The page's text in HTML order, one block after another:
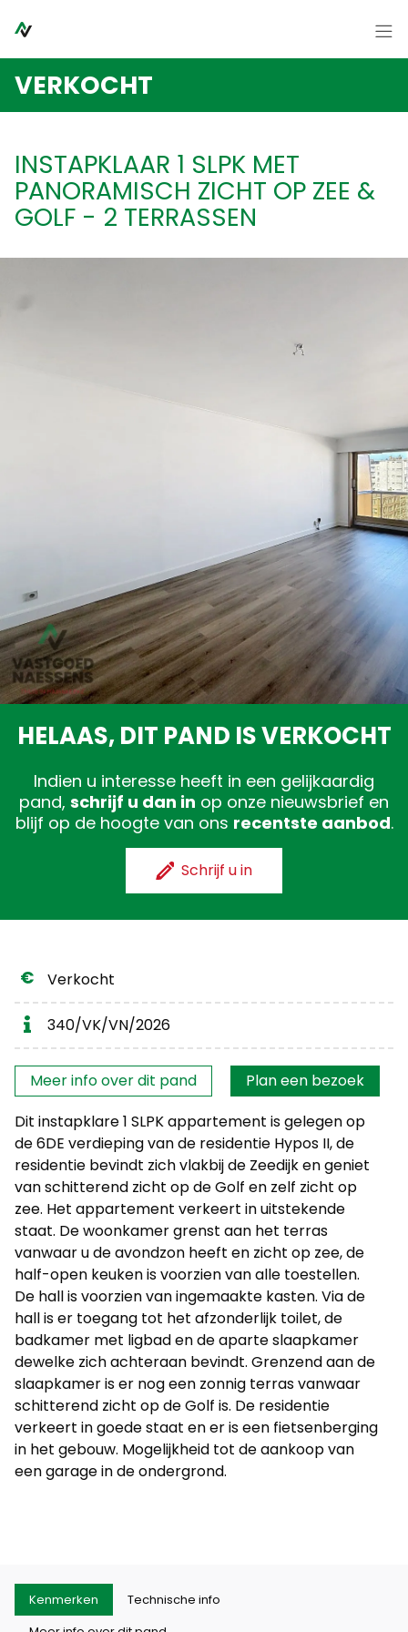
Te koop
Syndicus
Contact
VERKOCHT
INSTAPKLAAR 1 SLPK MET
PANORAMISCH ZICHT OP ZEE &
GOLF - 2 TERRASSEN
HELAAS, DIT PAND IS VERKOCHT
Indien u interesse heeft in een gelijkaardig
pand, schrijf u dan in op onze nieuwsbrief en
blijf op de hoogte van ons recentste aanbod.
Schrijf u in
Verkocht
340/VK/VN/2026
Interesse?
Meer info over dit pand
Plan een bezoek
Dit instapklare 1 SLPK appartement is gelegen op
de 6DE verdieping van de residentie Hypos II, de
residentie bevindt zich vlakbij de Zeedijk en geniet
van schitterend zicht op de Golf en zelf zicht op
zee. Het appartement verkeert in uitstekende
staat. De woonkamer grenst aan het terras
vanwaar u de avondzon heeft en zicht op zee, de
half-open keuken is voorzien van alle toestellen.
De hall is voorzien van ingemaakte kasten. Via de
hall is er toegang tot het afzonderlijk toilet, de
badkamer met ligbad en de aparte slaapkamer
dewelke zich achteraan bevindt. Grenzend aan de
slaapkamer is er nog een zonnig terras vanwaar
schitterend zicht op de Golf is. De residentie
verkeert in goede staat en er is een fietsenberging
in het gebouw. Mogelijkheid tot de aankoop van
een garage in de ondergrond.
Kenmerken
Technische info